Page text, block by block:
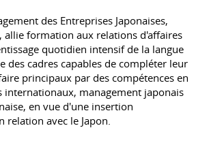
des Entreprises Japonaises,
allie formation aux relations d'affaires
quotidien intensif de la langue
des cadres capables de compléter leur
principaux par des compétences en
internationaux, management japonais
en vue d'une insertion
relation avec le Japon.